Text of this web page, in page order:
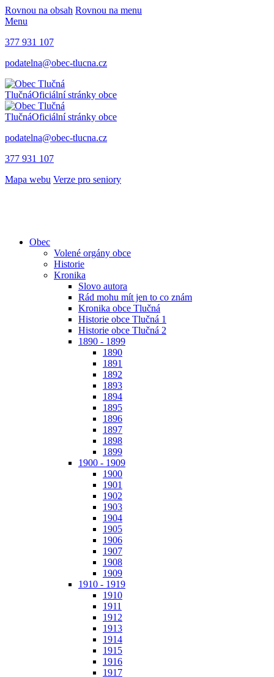
Rovnou na obsah Rovnou na menu
Menu
377 931 107
podatelna@obec-tlucna.cz
TlučnáOficiální stránky obce
TlučnáOficiální stránky obce
podatelna@obec-tlucna.cz
377 931 107
Mapa webu Verze pro seniory
Obec
Volené orgány obce
Historie
Kronika
Slovo autora
Rád mohu mít jen to co znám
Kronika obce Tlučná
Historie obce Tlučná 1
Historie obce Tlučná 2
1890 - 1899
1890
1891
1892
1893
1894
1895
1896
1897
1898
1899
1900 - 1909
1900
1901
1902
1903
1904
1905
1906
1907
1908
1909
1910 - 1919
1910
1911
1912
1913
1914
1915
1916
1917